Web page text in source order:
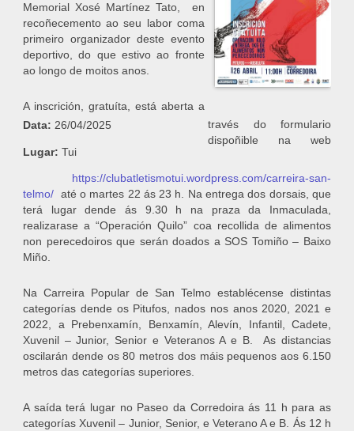
Data: 26/04/2025
Lugar: Tui
Memorial Xosé Martínez Tato, en
recoñecemento ao seu labor coma
primeiro organizador deste evento
deportivo, do que estivo ao fronte
ao longo de moitos anos.
A inscrición, gratuíta, está aberta a
través do formulario
dispoñible na web
https://clubatletismotui.wordpress.com/carreira-san-
telmo/ até o martes 22 ás 23 h. Na entrega dos dorsais, que
terá lugar dende ás 9.30 h na praza da Inmaculada,
realizarase a “Operación Quilo” coa recollida de alimentos
non perecedoiros que serán doados a SOS Tomiño – Baixo
Miño.
Na Carreira Popular de San Telmo establécense distintas
categorías dende os Pitufos, nados nos anos 2020, 2021 e
2022, a Prebenxamín, Benxamín, Alevín, Infantil, Cadete,
Xuvenil – Junior, Senior e Veteranos A e B. As distancias
oscilarán dende os 80 metros dos máis pequenos aos 6.150
metros das categorías superiores.
A saída terá lugar no Paseo da Corredoira ás 11 h para as
categorías Xuvenil – Junior, Senior, e Veterano A e B. Ás 12 h